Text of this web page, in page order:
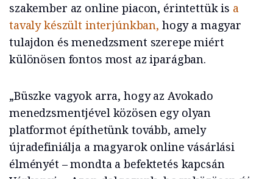
szakember az online piacon, érintettük is a
tavaly készült interjúnkban, hogy a magyar
tulajdon és menedzsment szerepe miért
különösen fontos most az iparágban.
„Büszke vagyok arra, hogy az Avokado
menedzsmentjével közösen egy olyan
platformot építhetünk tovább, amely
újradefiniálja a magyarok online vásárlási
élményét – mondta a befektetés kapcsán